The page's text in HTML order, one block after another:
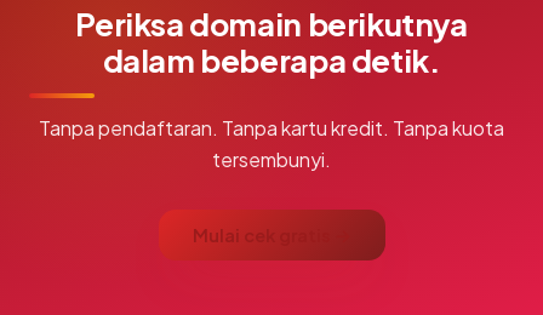
Periksa domain berikutnya
dalam beberapa detik.
Tanpa pendaftaran. Tanpa kartu kredit. Tanpa kuota
tersembunyi.
Mulai cek gratis →